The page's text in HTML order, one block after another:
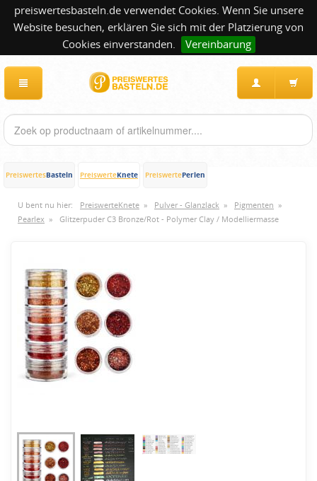
preiswertesbasteln.de verwendet Cookies. Wenn Sie unsere
Website besuchen, erklären Sie sich mit der Platzierung von
Cookies einverstanden.
Vereinbarung
PreiswertesBasteln PreiswerteKnete PreiswertePerlen
U bent nu hier: PreiswerteKnete » Pulver - Glanzlack » Pigmenten »
Pearlex » Glitzerpuder C3 Bronze/Rot - Polymer Clay / Modelliermasse